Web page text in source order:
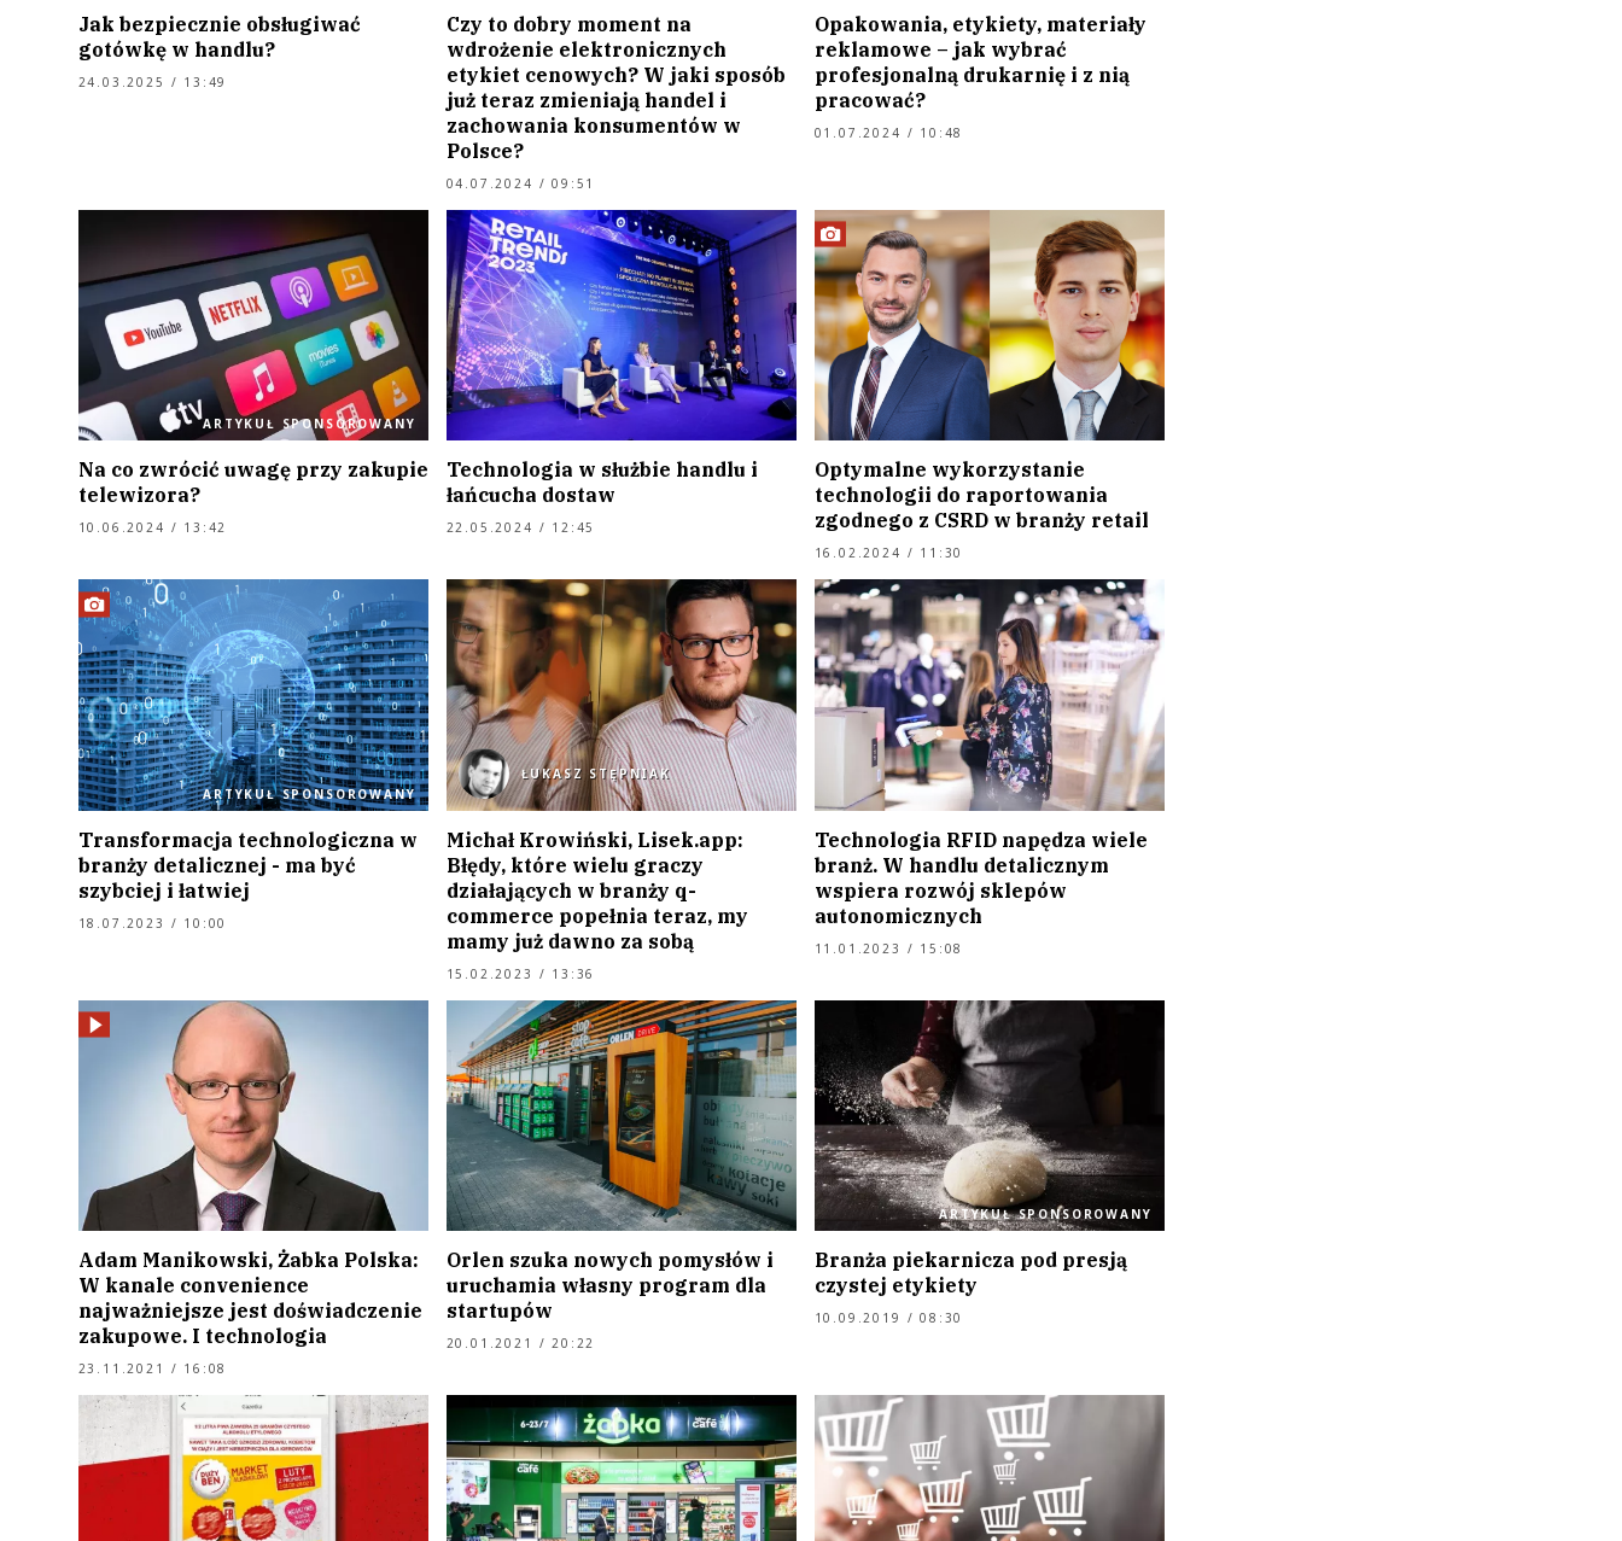
Jak bezpiecznie obsługiwać
gotówkę w handlu?
24.03.2025 / 13:49
Czy to dobry moment na
wdrożenie elektronicznych
etykiet cenowych? W jaki sposób
już teraz zmieniają handel i
zachowania konsumentów w
Polsce?
04.07.2024 / 09:51
Opakowania, etykiety, materiały
reklamowe – jak wybrać
profesjonalną drukarnię i z nią
pracować?
01.07.2024 / 10:48
ARTYKUŁ SPONSOROWANY
Na co zwrócić uwagę przy zakupie
telewizora?
10.06.2024 / 13:42
Technologia w służbie handlu i
łańcucha dostaw
22.05.2024 / 12:45
Optymalne wykorzystanie
technologii do raportowania
zgodnego z CSRD w branży retail
16.02.2024 / 11:30
ARTYKUŁ SPONSOROWANY
Transformacja technologiczna w
branży detalicznej - ma być
szybciej i łatwiej
18.07.2023 / 10:00
ŁUKASZ STĘPNIAK
Michał Krowiński, Lisek.app:
Błędy, które wielu graczy
działających w branży q-
commerce popełnia teraz, my
mamy już dawno za sobą
15.02.2023 / 13:36
Technologia RFID napędza wiele
branż. W handlu detalicznym
wspiera rozwój sklepów
autonomicznych
11.01.2023 / 15:08
Adam Manikowski, Żabka Polska:
W kanale convenience
najważniejsze jest doświadczenie
zakupowe. I technologia
23.11.2021 / 16:08
Orlen szuka nowych pomysłów i
uruchamia własny program dla
startupów
20.01.2021 / 20:22
ARTYKUŁ SPONSOROWANY
Branża piekarnicza pod presją
czystej etykiety
10.09.2019 / 08:30